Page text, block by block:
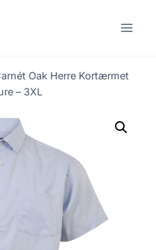
Oak Herre Kortærmet
– 3XL